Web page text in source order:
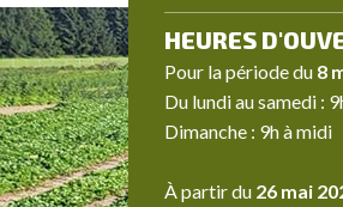
HEURES
Pour la période du 8
Du lundi au samedi :
Dimanche : 9h à midi
À partir du 26 mai